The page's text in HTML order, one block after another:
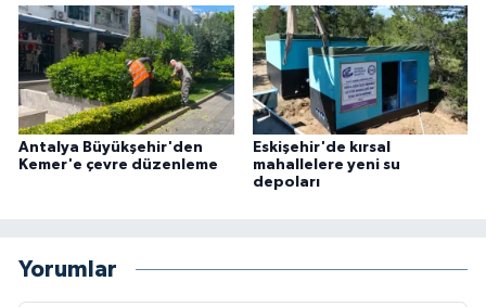
Antalya Büyükşehir'den
Kemer'e çevre düzenleme
Eskişehir'de kırsal
mahallelere yeni su
depoları
Yorumlar